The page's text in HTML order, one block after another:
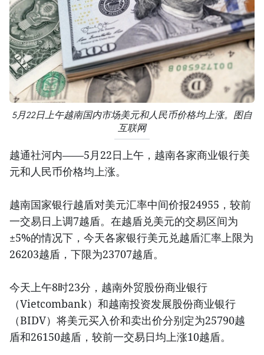
5月22日上午越南国内市场美元和人民币价格均上涨。图自
互联网
越通社河内——5月22日上午，越南各家商业银行美
元和人民币价格均上涨。
越南国家银行越盾对美元汇率中间价报24955，较前
一交易日上调7越盾。在越盾兑美元的交易区间为
±5%的情况下，今天各家银行美元兑越盾汇率上限为
26203越盾，下限为23707越盾。
今天上午8时23分，越南外贸股份商业银行
（Vietcombank）和越南投资发展股份商业银行
（BIDV）将美元买入价和卖出价分别定为25790越
盾和26150越盾，较前一交易日均上涨10越盾。